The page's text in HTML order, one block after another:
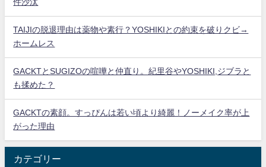
件沙汰
TAIJIの脱退理由は薬物や素行？YOSHIKIとの約束を破りクビ→
ホームレス
GACKTとSUGIZOの喧嘩と仲直り。紀里谷やYOSHIKI,ジブラと
も揉めた？
GACKTの素顔。すっぴんは若い頃より綺麗！ノーメイク率が上
がった理由
カテゴリー